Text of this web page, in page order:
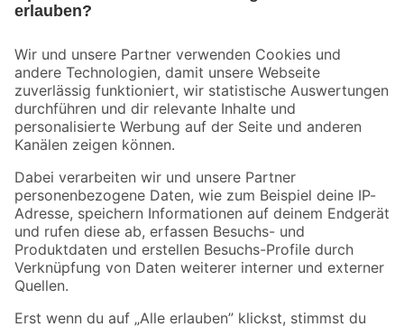
Der toom Newsletter: Keine Angebote und Aktionen mehr verpassen!
Zur Newsletter Anmeldung
Folge uns
Zahlungsarten Versandarten
Sicher einkaufen